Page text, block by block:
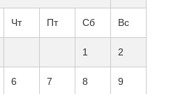
Чт Пт Сб Вс
1 2
6 7 8 9